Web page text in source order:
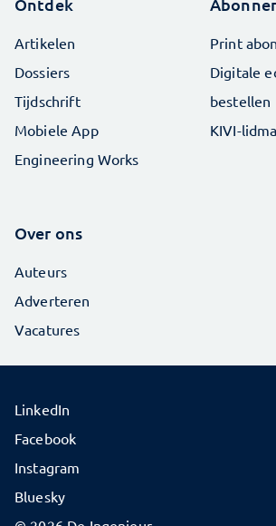
Artikelen
Dossiers
Tijdschrift
Mobiele App
Engineering Works
Print
Digitale
bestellen
KIVI-
Over ons
Auteurs
Adverteren
Vacatures
LinkedIn
Facebook
Instagram
Bluesky